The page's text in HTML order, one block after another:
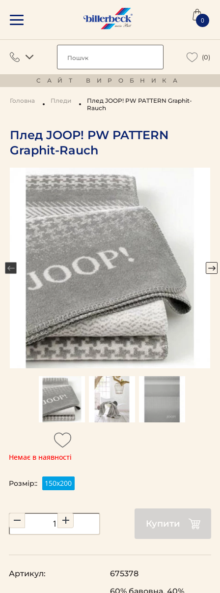
0
(0)
САЙТ ВИРОБНИКА
Головна Пледи
Плед JOOP! PW PATTERN Graphit-
Rauch
Плед JOOP! PW PATTERN
Graphit-Rauch
Немає в наявності
Розмір:: 150х200
Купити
Артикул: 675378